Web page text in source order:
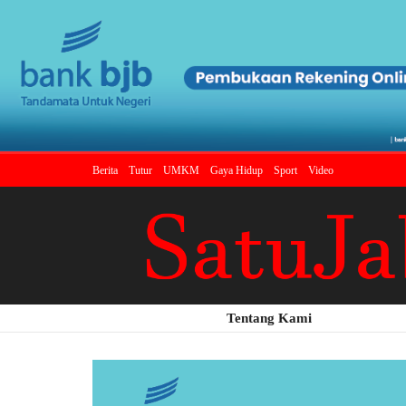
Berita Tutur UMKM Gaya Hidup Sport Video
Tentang Kami